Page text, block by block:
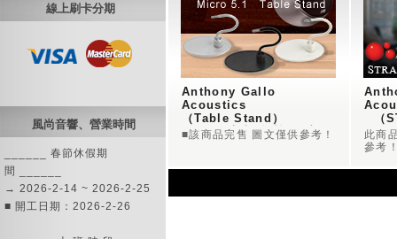
線上刷卡分期
風尚音響、營業時間
______ 春節休假期
間 ______
→ 2026-2-14 ~ 2026-2-25
■ 開工日期：2026-2-26
Anthony Gallo
Acoustics
（Table Stand）
~ AGA 桌上型 喇叭腳架
■該商品完售 圖文僅供參考！
~
此商
參考